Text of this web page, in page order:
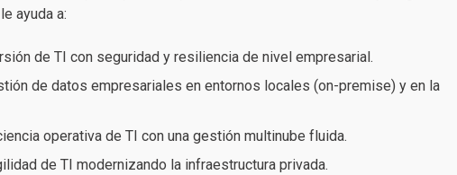
ayuda a:
de TI con seguridad y resiliencia de nivel empresarial.
de datos empresariales en entornos locales (on-premise) y en la
operativa de TI con una gestión multinube fluida.
de TI modernizando la infraestructura privada.